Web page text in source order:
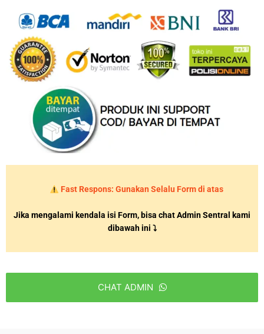
Fast Respons: Gunakan Selalu Form di atas
Jika mengalami kendala isi Form, bisa chat Admin Sentral kami
dibawah ini ⤵
CHAT ADMIN